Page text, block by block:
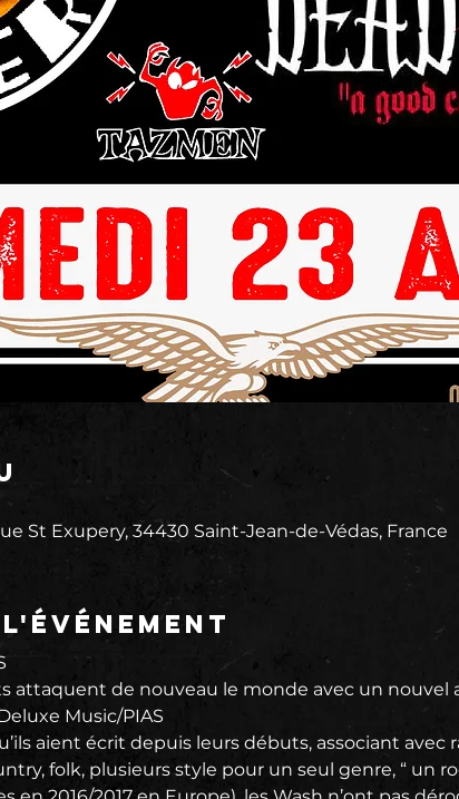
St Exupery, 34430 Saint-Jean-de-Védas, France
attaquent de nouveau le monde avec un nouvel
Music/PIAS
aient écrit depuis leurs débuts, associant
folk, plusieurs style pour un seul genre, “ un